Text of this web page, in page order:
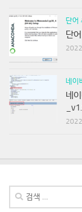
단어
단
네이
네
검
색: